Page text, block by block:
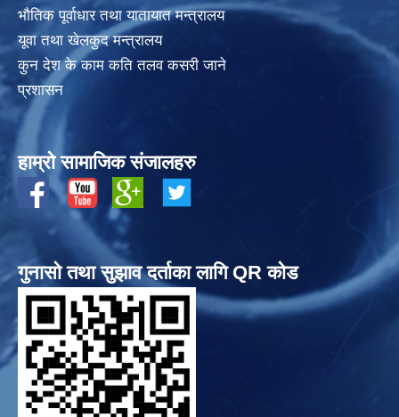
भाैतिक पूर्वाधार तथा यातायात मन्त्रालय
यूवा तथा खेलकुद मन्त्रालय
कुन देश के काम कति तलव कसरी जाने
प्रशासन
हाम्रो सामाजिक संजालहरु
गुनासो तथा सुझाव दर्ताका लागि QR कोड